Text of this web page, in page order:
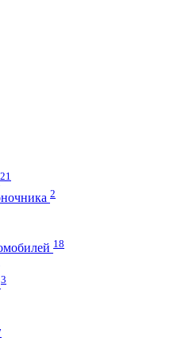
21
2
18
3